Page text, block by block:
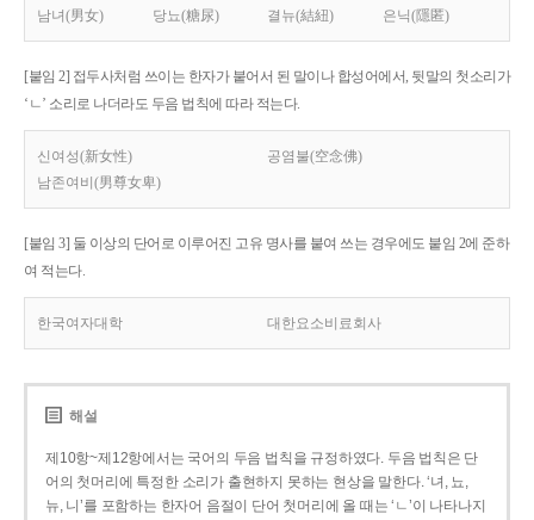
남녀(男女) 당뇨(糖尿) 결뉴(結紐) 은닉(隱匿)
[붙임 2] 접두사처럼 쓰이는 한자가 붙어서 된 말이나 합성어에서, 뒷말의 첫소리가
‘ㄴ’ 소리로 나더라도 두음 법칙에 따라 적는다.
신여성(新女性)
공염불(空念佛)
남존여비(男尊女卑)
[붙임 3] 둘 이상의 단어로 이루어진 고유 명사를 붙여 쓰는 경우에도 붙임 2에 준하
여 적는다.
한국여자대학 대한요소비료회사
해설
제10항~제12항에서는 국어의 두음 법칙을 규정하였다. 두음 법칙은 단
어의 첫머리에 특정한 소리가 출현하지 못하는 현상을 말한다. ‘녀, 뇨,
뉴, 니’를 포함하는 한자어 음절이 단어 첫머리에 올 때는 ‘ㄴ’이 나타나지